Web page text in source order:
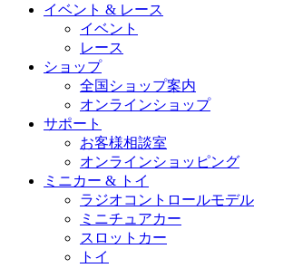
イベント & レース
イベント
レース
ショップ
全国ショップ案内
オンラインショップ
サポート
お客様相談室
オンラインショッピング
ミニカー & トイ
ラジオコントロールモデル
ミニチュアカー
スロットカー
トイ